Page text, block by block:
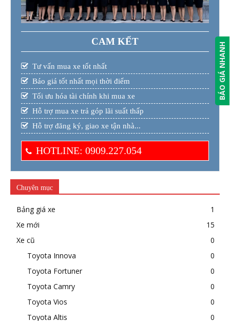
CAM KẾT
Tư vấn mua xe tốt nhất
Báo giá tốt nhất mọi thời điểm
Tối ưu hóa tài chính khi mua xe
Hỗ trợ mua xe trả góp lãi suất thấp
Hỗ trợ đăng ký, giao xe tận nhà...
HOTLINE: 0909.227.054
Chuyên mục
Bảng giá xe
1
Xe mới
15
Xe cũ
0
Toyota Innova
0
Toyota Fortuner
0
Toyota Camry
0
Toyota Vios
0
Toyota Altis
0
BÁO GIÁ NHANH